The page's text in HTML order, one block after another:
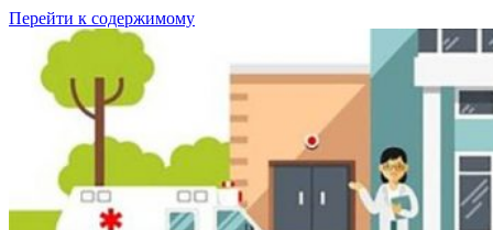
Перейти к содержимому